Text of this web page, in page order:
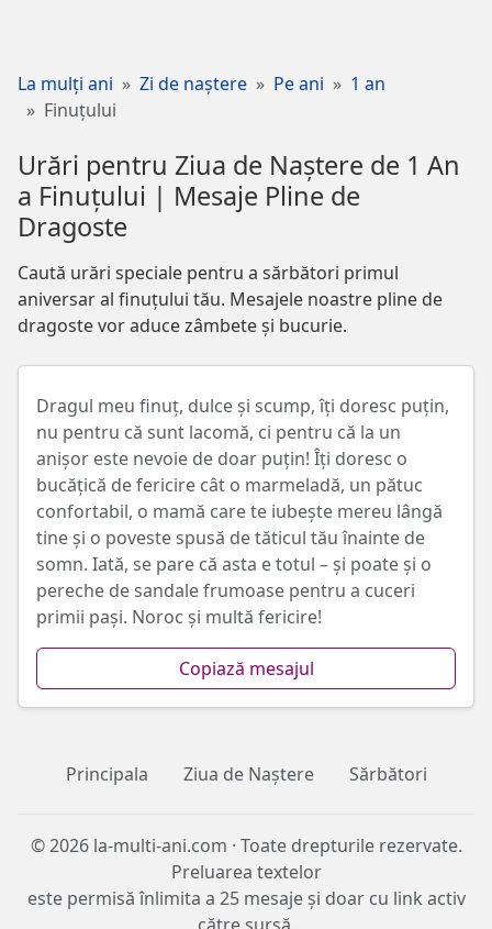
La mulți ani Zi de naștere Pe ani
1 an
Finuțului
Urări pentru Ziua de Naștere de 1 An
a Finuțului | Mesaje Pline de
Dragoste
Caută urări speciale pentru a sărbători primul
aniversar al finuțului tău. Mesajele noastre pline de
dragoste vor aduce zâmbete și bucurie.
Dragul meu finuț, dulce și scump, îți doresc puțin,
nu pentru că sunt lacomă, ci pentru că la un
anișor este nevoie de doar puțin! Îți doresc o
bucățică de fericire cât o marmeladă, un pătuc
confortabil, o mamă care te iubește mereu lângă
tine și o poveste spusă de tăticul tău înainte de
somn. Iată, se pare că asta e totul – și poate și o
pereche de sandale frumoase pentru a cuceri
primii pași. Noroc și multă fericire!
Copiază mesajul
Principala Ziua de Naștere Sărbători
© 2026 la-multi-ani.com · Toate drepturile rezervate.
Preluarea textelor
este permisă înlimita a 25 mesaje și doar cu link activ